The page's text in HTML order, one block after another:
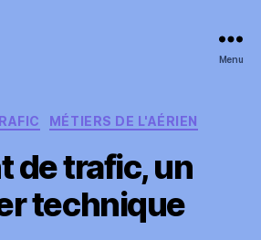
Menu
Catégories
MÉTIERS DE L'AÉRIEN
de trafic, un
technique